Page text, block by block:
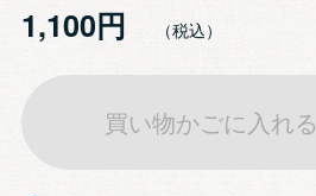
1,100円
買い物かごに入れる